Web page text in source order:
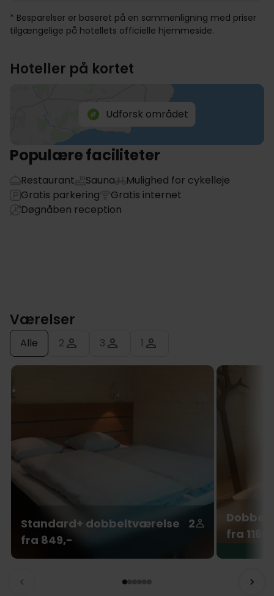
* Besparelser er baseret på en sammenligning med priser
tilgængelige på hotellets officielle hjemmeside.
Hoteller på kortet
Udforsk området
Populære faciliteter
Restaurant Sauna
Mulighed for cykelleje
Gratis parkering
Gratis internet
Døgnåben reception
Værelser
Alle 2 3 1
Standard+ dobbeltværelse
2
fra 849,-
fra